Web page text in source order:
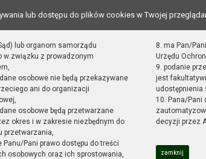
lub dostępu do plików cookies w Twojej
lub organom samorządu
w związku z prowadzonym
osobowe nie będą przekazywane
ani do organizacji
osobowe będą przetwarzane
okres i w zakresie niezbędnym do
przetwarzania,
Panu/Pani prawo dostępu do treści
osobowych oraz ich sprostowania,
8. ma Pan/
Urzędu
9. podanie
jest
udostępnienia
10. Pana/Pani
decyzji przez
zamknij